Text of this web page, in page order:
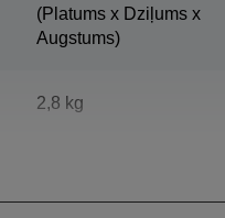
(Platums x Dziļums x
Augstums)
2,8 kg